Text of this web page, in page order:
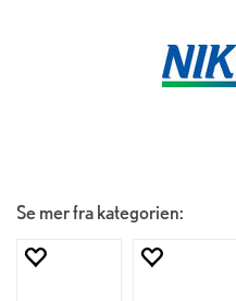
Se mer fra kategorien: